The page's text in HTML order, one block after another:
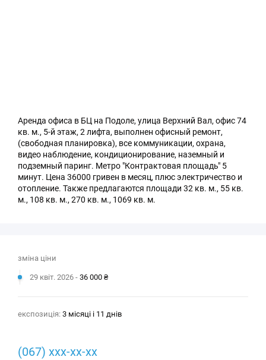
Аренда офиса в БЦ на Подоле, улица Верхний Вал, офис 74
кв. м., 5-й этаж, 2 лифта, выполнен офисный ремонт,
(свободная планировка), все коммуникации, охрана,
видео наблюдение, кондиционирование, наземный и
подземный паринг. Метро "Контрактовая площадь" 5
минут. Цена 36000 гривен в месяц, плюс электричество и
отопление. Также предлагаются площади 32 кв. м., 55 кв.
м., 108 кв. м., 270 кв. м., 1069 кв. м.
зміна ціни
29 квіт. 2026 - 36 000 ₴
експозиція: 3 місяці і 11 днів
(067) xxx-xx-xx